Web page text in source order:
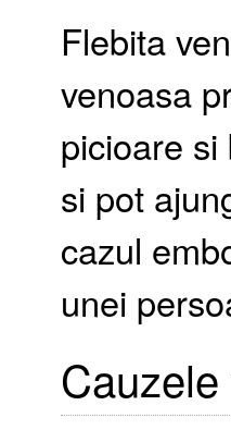
Flebita
venoasa
picioare
si pot
cazul
unei